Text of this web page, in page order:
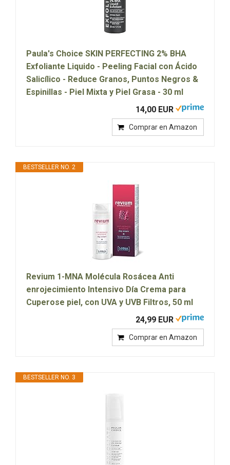
Paula's Choice SKIN PERFECTING 2% BHA
Exfoliante Liquido - Peeling Facial con Ácido
Salicílico - Reduce Granos, Puntos Negros &
Espinillas - Piel Mixta y Piel Grasa - 30 ml
14,00 EUR
Comprar en Amazon
BESTSELLER NO. 2
Revium 1-MNA Molécula Rosácea Anti
enrojecimiento Intensivo Día Crema para
Cuperose piel, con UVA y UVB Filtros, 50 ml
24,99 EUR
Comprar en Amazon
BESTSELLER NO. 3